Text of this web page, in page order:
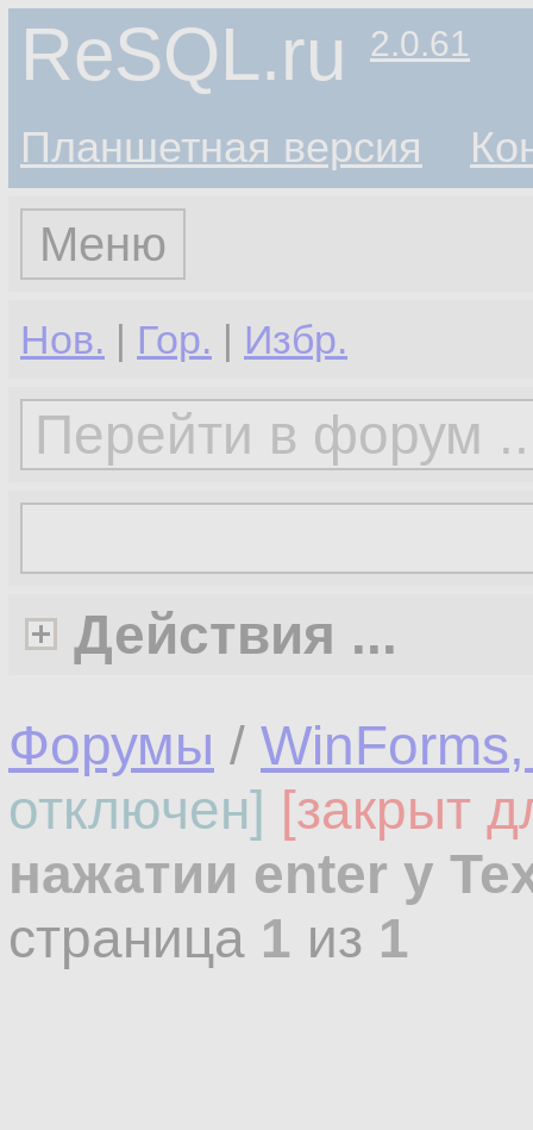
ReSQL.ru 2.0.61
Планшетная версия
Меню
Нов. | Гор. | Избр.
Действия ...
Форумы /
отключен] [закрыт
нажатии enter у
страница 1 из 1